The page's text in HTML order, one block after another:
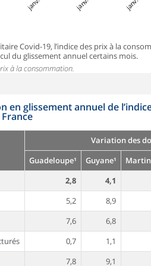
Covid-19, l’indice des prix à la
du glissement annuel certains mois.
à la consommation.
en glissement annuel de
Variation des
Guadeloupe¹
Guyane¹
2,8 4,1
5,2 8,9
7,6 6,8
0,7 1,1
7,8 9,1